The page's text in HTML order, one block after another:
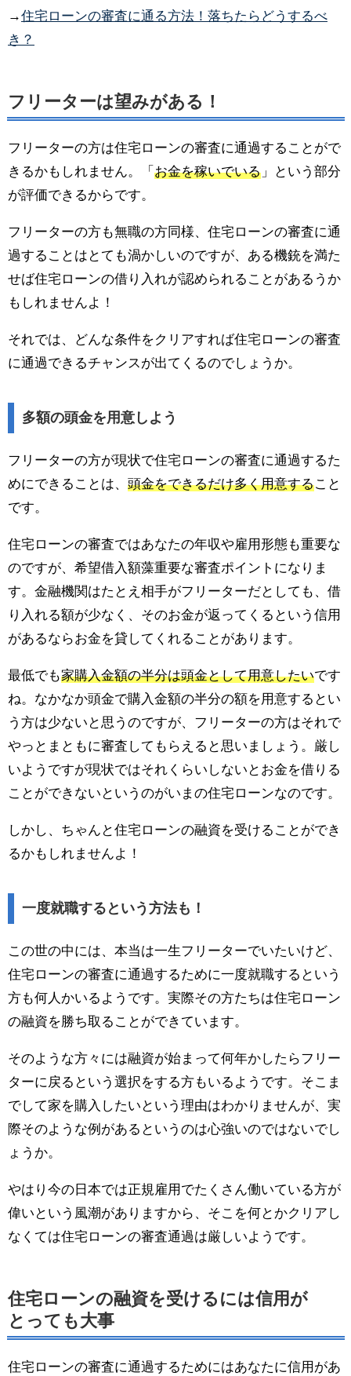
→住宅ローンの審査に通る方法！落ちたらどうするべ
き？
フリーターは望みがある！
フリーターの方は住宅ローンの審査に通過することがで
きるかもしれません。「 お金を稼いでいる 」という部分
が評価できるからです。
フリーターの方も無職の方同様、住宅ローンの審査に通
過することはとても渦かしいのですが、ある機銃を満た
せば住宅ローンの借り入れが認められることがあるうか
もしれませんよ！
それでは、どんな条件をクリアすれば住宅ローンの審査
に通過できるチャンスが出てくるのでしょうか。
多額の頭金を用意しよう
フリーターの方が現状で住宅ローンの審査に通過するた
めにできることは、 頭金をできるだけ多く用意すること
です。
住宅ローンの審査ではあなたの年収や雇用形態も重要な
のですが、希望借入額藻重要な審査ポイントになりま
す。金融機関はたとえ相手がフリーターだとしても、借
り入れる額が少なく、そのお金が返ってくるという信用
があるならお金を貸してくれることがあります。
最低でも家購入金額の半分は頭金として用意したいです
ね。なかなか頭金で購入金額の半分の額を用意するとい
う方は少ないと思うのですが、フリーターの方はそれで
やっとまともに審査してもらえると思いましょう。厳し
いようですが現状ではそれくらいしないとお金を借りる
ことができないというのがいまの住宅ローンなのです。
しかし、ちゃんと住宅ローンの融資を受けることができ
るかもしれませんよ！
一度就職するという方法も！
この世の中には、本当は一生フリーターでいたいけど、
住宅ローンの審査に通過するために一度就職するという
方も何人かいるようです。実際その方たちは住宅ローン
の融資を勝ち取ることができています。
そのような方々には融資が始まって何年かしたらフリー
ターに戻るという選択をする方もいるようです。そこま
でして家を購入したいという理由はわかりませんが、実
際そのような例があるというのは心強いのではないでし
ょうか。
やはり今の日本では正規雇用でたくさん働いている方が
偉いという風潮がありますから、そこを何とかクリアし
なくては住宅ローンの審査通過は厳しいようです。
住宅ローンの融資を受けるには信用が
とっても大事
住宅ローンの審査に通過するためにはあなたに信用があ